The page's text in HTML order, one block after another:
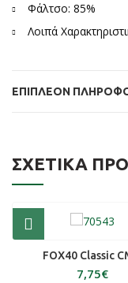
Φάλτσο: 85%
Λοιπά
ΕΠΙΠΛΈΟΝ
ΣΧΕΤΙΚΆ
FOX40 Classic
€